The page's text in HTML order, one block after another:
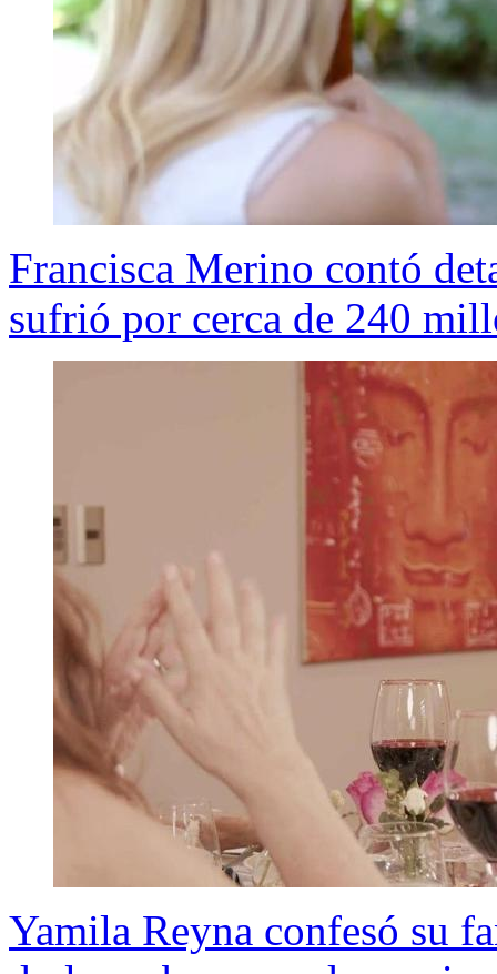
Francisca Merino contó
sufrió por cerca de 240
Yamila Reyna confesó su